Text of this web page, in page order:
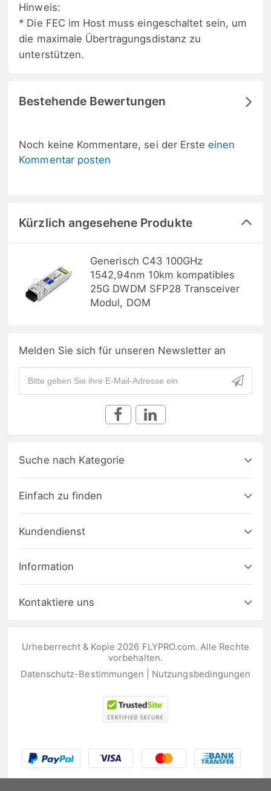
Hinweis:
* Die FEC im Host muss eingeschaltet sein, um
die maximale Übertragungsdistanz zu
unterstützen.
Bestehende Bewertungen
Noch keine Kommentare, sei der Ersteeinen
Kommentar posten
Kürzlich angesehene Produkte
Generisch C43 100GHz
1542,94nm 10km kompatibles
25G DWDM SFP28 Transceiver
Modul, DOM
Melden Sie sich für unseren Newsletter an
Suche nach Kategorie
Einfach zu finden
Kundendienst
Information
Kontaktiere uns
Urheberrecht & Kopie 2026 FLYPRO.com. Alle Rechte
vorbehalten.
Datenschutz-Bestimmungen
Nutzungsbedingungen